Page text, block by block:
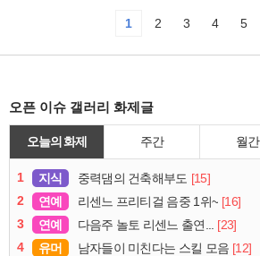
1 2 3 4 5
오픈 이슈 갤러리 화제글
오늘의 화제 주간 월간
1 지식 중력댐의 건축해부도 [15]
2
연예 리센느 프리티걸 음중 1위~ [16]
3
연예 다음주 놀토 리센느 출연...
[23]
4
유머 남자들이 미친다는 스킬 모음 [12]